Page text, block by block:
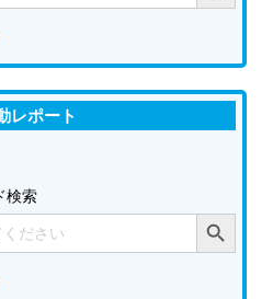
レポート
検索
Search Button